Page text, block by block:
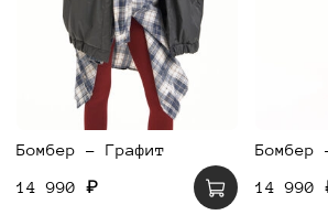
Бомбер - Графит
14 990 ₽
Бомбер
14 990